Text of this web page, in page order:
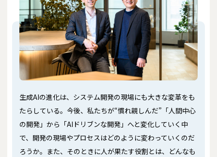
生成AIの進化は、システム開発の現場にも大きな変革をも
たらしている。今後、私たちが“慣れ親しんだ”「人間中心
の開発」から「AIドリブンな開発」へと変化していく中
で、開発の現場やプロセスはどのように変わっていくのだ
ろうか。また、そのときに人が果たす役割とは、どんなも